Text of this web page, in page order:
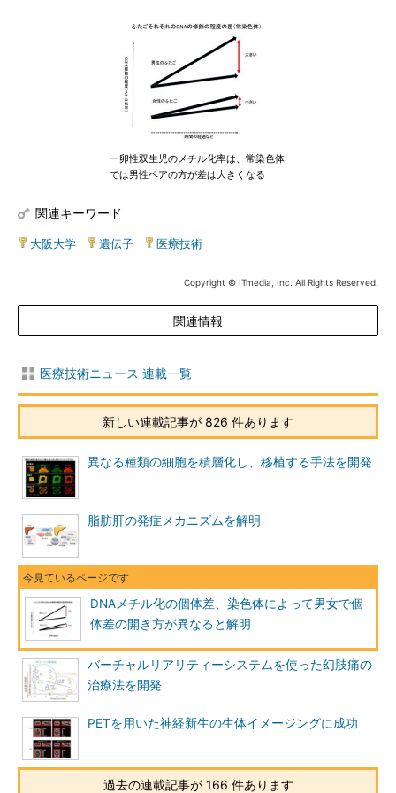
一卵性双生児のメチル化率は、常染色体
では男性ペアの方が差は大きくなる
関連キーワード
大阪大学 遺伝子 医療技術
Copyright © ITmedia, Inc. All Rights Reserved.
関連情報
医療技術ニュース 連載一覧
新しい連載記事が 826 件あります
異なる種類の細胞を積層化し、移植する手法を開発
脂肪肝の発症メカニズムを解明
DNAメチル化の個体差、染色体によって男女で個
体差の開き方が異なると解明
バーチャルリアリティーシステムを使った幻肢痛の
治療法を開発
PETを用いた神経新生の生体イメージングに成功
過去の連載記事が 166 件あります